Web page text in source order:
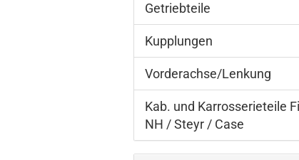
Getriebteile
Kupplungen
Vorderachse/Lenkung
Kab. und Karrosserieteile
NH / Steyr / Case